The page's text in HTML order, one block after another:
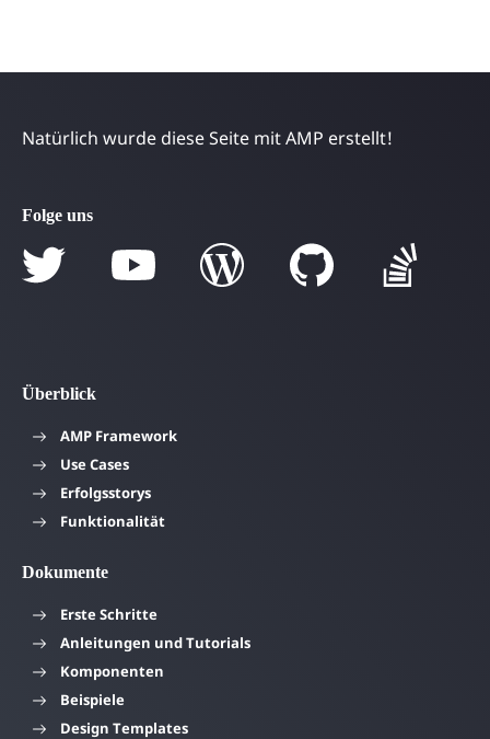
Natürlich wurde diese Seite mit AMP erstellt!
Folge uns
Überblick
AMP Framework
Use Cases
Erfolgsstorys
Funktionalität
Dokumente
Erste Schritte
Anleitungen und Tutorials
Komponenten
Beispiele
Design Templates